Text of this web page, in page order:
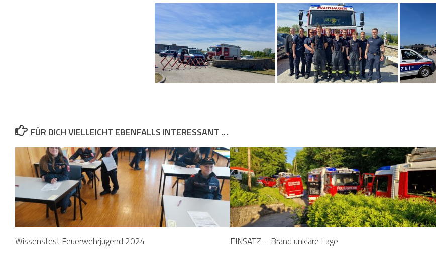
FÜR DICH VIELLEICHT EBENFALLS INTERESSANT …
Wissenstest Feuerwehrjugend 2024 EINSATZ – Brand unklare Lage